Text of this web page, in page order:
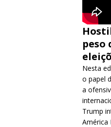
peso
Nesta
o papel
a
Trump
América